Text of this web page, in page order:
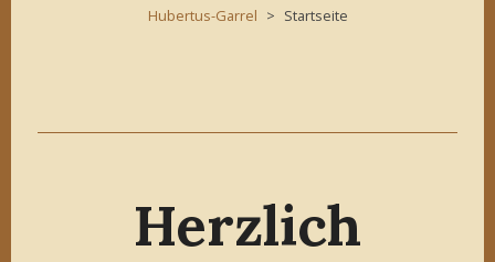
Hubertus-Garrel Startseite
Herzlich